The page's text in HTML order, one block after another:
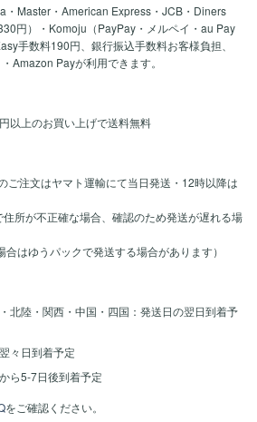
・Master・American Express・JCB・Diners
円）・Komoju（PayPay・メルペイ・au Pay
手数料190円、銀行振込手数料お客様負担、
Amazon Payが利用できます。
以上のお買い上げで送料無料
ご注文はヤマト運輸にて当日発送・12時以降は
住所が不正確な場合、確認のため発送が遅れる場
合はゆうパックで発送する場合があります）
北陸・関西・中国・四国：発送日の翌日到着予
々日到着予定
ら5-7日後到着予定
をご確認ください。